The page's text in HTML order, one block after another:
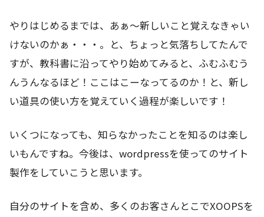
やりはじめるまでは、あぁ～新しいこと覚えなきゃい
けないのかぁ・・・。と、ちょっと気落ちしてたんで
すが、教科書に沿ってやり始めてみると、ふむふむう
んうんなるほど！ここはこーなってるのか！と、新し
い道具の使い方を覚えていく過程が楽しいです！
いくつになっても、知らなかったことを知るのは楽し
いもんですね。今後は、wordpressを使ってのサイト
製作をしていこうと思います。
自分のサイトを含め、多くのお客さんとこでXOOPSを